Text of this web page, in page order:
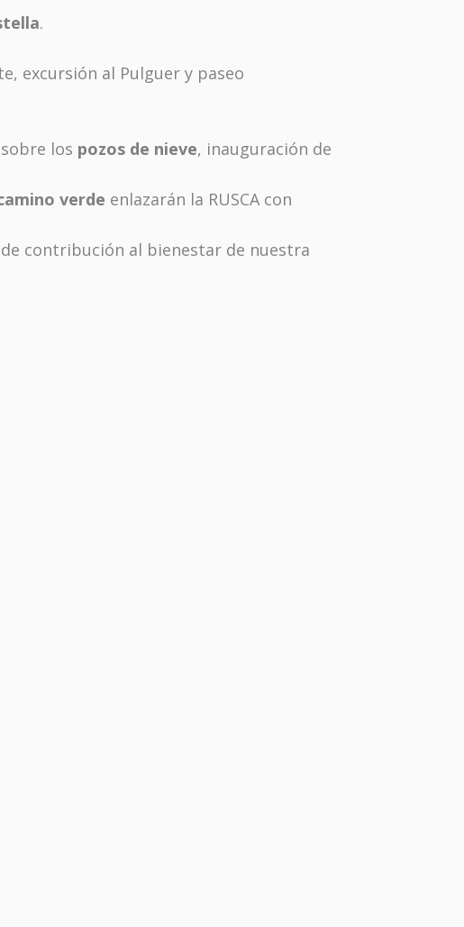
.
excursión al Pulguer y paseo
los pozos de nieve, inauguración de
verde enlazarán la RUSCA con
contribución al bienestar de nuestra